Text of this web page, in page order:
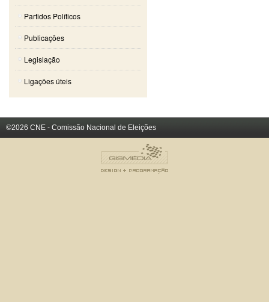
Partidos Políticos
Publicações
Legislação
Ligações úteis
©2026 CNE - Comissão Nacional de Eleições